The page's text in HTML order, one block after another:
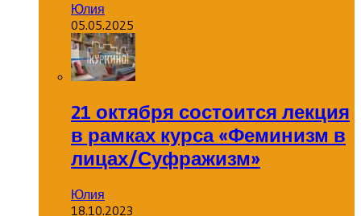
Юлия
05.05.2025
21 октября состоится лекция
в рамках курса «Феминизм в
лицах/Суфражизм»
Юлия
18.10.2023